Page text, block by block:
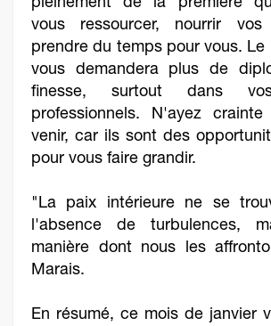
pleinement de la première
vous ressourcer, nourrir
prendre du temps pour vous. Le
vous demandera plus de
finesse, surtout dans
professionnels. N'ayez
venir, car ils sont des
pour vous faire grandir.
"La paix intérieure ne se
l'absence de turbulences,
manière dont nous les
Marais.
En résumé, ce mois de janvier